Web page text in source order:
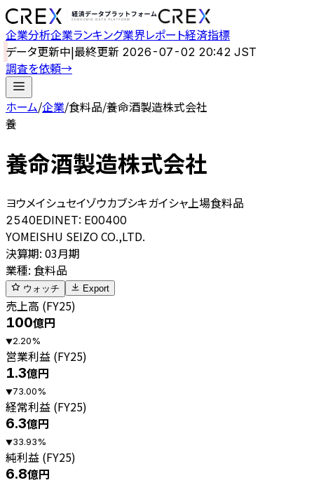
企業分析企業ランキング業界レポート経済指標
データ更新中|最終更新 2026-07-02 20:42 JST
調査を依頼→
ホーム/企業/食料品/養命酒製造株式会社
養
養命酒製造株式会社
ヨウメイシュセイゾウカブシキガイシャ 上場食料品
2540EDINET: E00400
YOMEISHU SEIZO CO.,LTD.
決算期: 03月期
業種: 食料品
ウォッチ Export
売上高 (FY25)
100億円
▼2.20%
営業利益 (FY25)
1.3億円
▼73.00%
経常利益 (FY25)
6.3億円
▼33.93%
純利益 (FY25)
6.8億円